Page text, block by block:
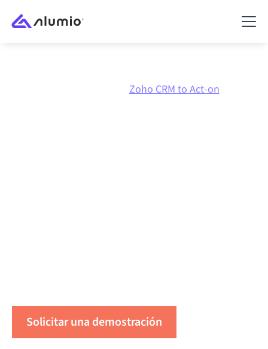
Zoho CRM to Act-on
Solicitar una demostración